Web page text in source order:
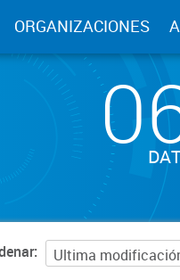
ORGANIZACIONES